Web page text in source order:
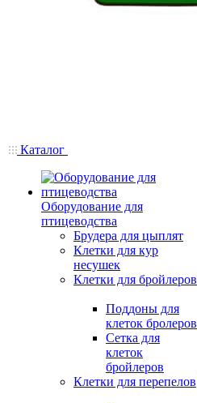
Каталог
Оборудование для
птицеводства
Брудера для цыплят
Клетки для кур
несушек
Клетки для бройлеров
Поддоны для
клеток бролеров
Сетка для
клеток
бройлеров
Клетки для перепелов